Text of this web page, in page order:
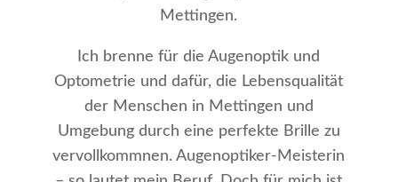
Mettingen.
Ich brenne für die Augenoptik und
Optometrie und dafür, die Lebensqualität
der Menschen in Mettingen und
Umgebung durch eine perfekte Brille zu
vervollkommnen. Augenoptiker-Meisterin